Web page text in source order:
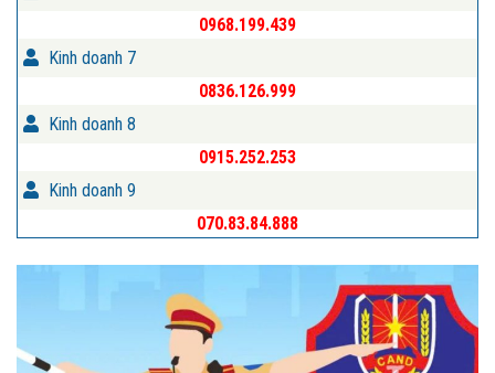
0968.199.439
Kinh doanh 7
0836.126.999
Kinh doanh 8
0915.252.253
Kinh doanh 9
070.83.84.888